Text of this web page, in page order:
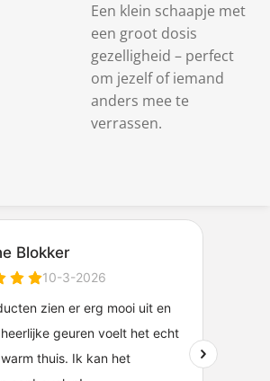
Een klein schaapje met
een groot dosis
gezelligheid – perfect
om jezelf of iemand
anders mee te
verrassen.